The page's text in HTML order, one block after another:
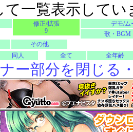
て一覧表示してい
修正/拡張
9
デモ/ム
歌・BGM
その他
同人 全て 全年齢
ー部分を閉じる